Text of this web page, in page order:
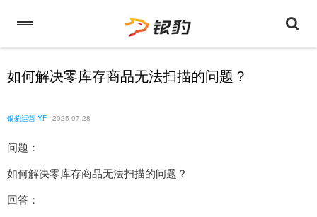
如何解决零库存商品无法扫描的问题？
银豹运营-YF 2025-07-28
问题：
如何解决零库存商品无法扫描的问题？
回答：